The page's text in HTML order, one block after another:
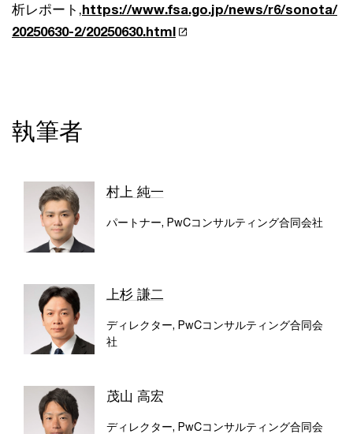
析レポート,https://www.fsa.go.jp/news/r6/sonota/
20250630-2/20250630.html
執筆者
村上 純一
パートナー, PwCコンサルティング合同会社
上杉 謙二
ディレクター, PwCコンサルティング合同会
社
茂山 高宏
ディレクター, PwCコンサルティング合同会